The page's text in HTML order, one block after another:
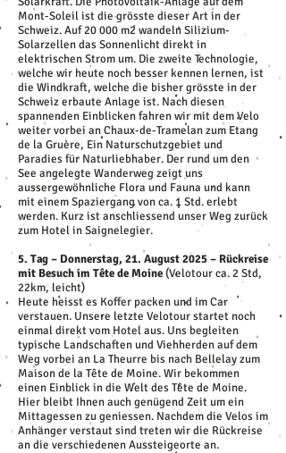
Mont-Soleil ist die grösste dieser Art in der
Schweiz. Auf 20 000 m2 wandeln Silizium-
Solarzellen das Sonnenlicht direkt in
elektrischen Strom um. Die zweite Technologie,
welche wir heute noch besser kennen lernen, ist
die Windkraft, welche die bisher grösste in der
Schweiz erbaute Anlage ist. Nach diesen
spannenden Einblicken fahren wir mit dem Velo
weiter vorbei an Chaux-de-Tramelan zum Etang
de la Gruère, Ein Naturschutzgebiet und
Paradies für Naturliebhaber. Der rund um den
See angelegte Wanderweg zeigt uns
aussergewöhnliche Flora und Fauna und kann
mit einem Spaziergang von ca. 1 Std. erlebt
werden. Kurz ist anschliessend unser Weg zurück
zum Hotel in Saignelegier.
5. Tag – Donnerstag, 21. August 2025 – Rückreise
mit Besuch im Tête de Moine(Velotour ca. 2 Std,
22km, leicht)
Heute heisst es Koffer packen und im Car
verstauen. Unsere letzte Velotour startet noch
einmal direkt vom Hotel aus. Uns begleiten
typische Landschaften und Viehherden auf dem
Weg vorbei an La Theurre bis nach Bellelay zum
Maison de la Tête de Moine. Wir bekommen
einen Einblick in die Welt des Tête de Moine.
Hier bleibt Ihnen auch genügend Zeit um ein
Mittagessen zu geniessen. Nachdem die Velos im
Anhänger verstaut sind treten wir die Rückreise
an die verschiedenen Aussteigeorte an.